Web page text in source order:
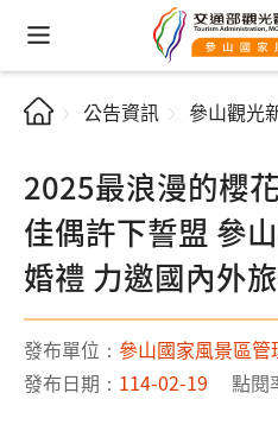
公告資訊 參山觀光
2025最浪漫的櫻
佳偶許下誓盟 參
婚禮 力邀國內外
發布單位： 參山國家風景區管
發布日期： 114-02-19 點閱